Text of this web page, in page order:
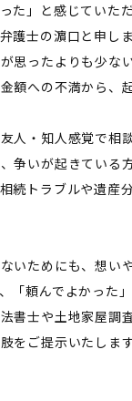
った」と感じてい
護士の濵口と申しま
が思ったよりも少
額への不満から、
人・知人感覚で相
争いが起きている
続トラブルや遺産
いためにも、想い
「頼んでよかった
書士や土地家屋調
をご提示いたしま